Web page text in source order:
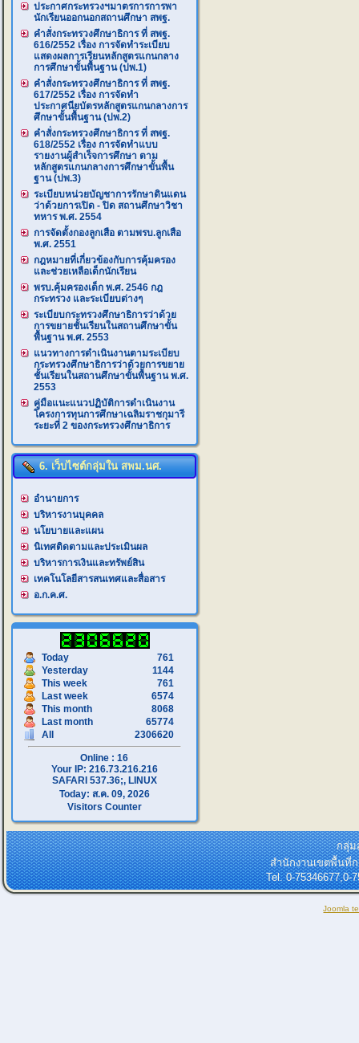
ประกาศกระทรวงฯมาตรการการพา
นักเรียนออกนอกสถานศึกษา สพฐ.
คำสั่งกระทรวงศึกษาธิการ ที่ สพฐ.
616/2552 เรื่อง การจัดทำระเบียบ
แสดงผลการเรียนหลักสูตรแกนกลาง
การศึกษาขั้นพื้นฐาน (ปพ.1)
คำสั่งกระทรวงศึกษาธิการ ที่ สพฐ.
617/2552 เรื่อง การจัดทำ
ประกาศนียบัตรหลักสูตรแกนกลางการ
ศึกษาขั้นพื้นฐาน (ปพ.2)
คำสั่งกระทรวงศึกษาธิการ ที่ สพฐ.
618/2552 เรื่อง การจัดทำแบบ
รายงานผู้สำเร็จการศึกษา ตาม
หลักสูตรแกนกลางการศึกษาขั้นพื้น
ฐาน (ปพ.3)
ระเบียบหน่วยบัญชาการรักษาดินแดน
ว่าด้วยการเปิด - ปิด สถานศึกษาวิชา
ทหาร พ.ศ. 2554
การจัดตั้งกองลูกเสือ ตามพรบ.ลูกเสือ
พ.ศ. 2551
กฎหมายที่เกี่ยวข้องกับการคุ้มครอง
และช่วยเหลือเด็กนักเรียน
พรบ.คุ้มครองเด็ก พ.ศ. 2546 กฎ
กระทรวง และระเบียบต่างๆ
ระเบียบกระทรวงศึกษาธิการว่าด้วย
การขยายชั้นเรียนในสถานศึกษาขั้น
พื้นฐาน พ.ศ. 2553
แนวทางการดำเนินงานตามระเบียบ
กระทรวงศึกษาธิการว่าด้วยการขยาย
ชั้นเรียนในสถานศึกษาขั้นพื้นฐาน พ.ศ.
2553
คู่มือแนะแนวปฏิบัติการดำเนินงาน
โครงการทุนการศึกษาเฉลิมราชกุมารี
ระยะที่ 2 ของกระทรวงศึกษาธิการ
6. เว็บไซต์กลุ่มใน สพม.นศ.
อำนายการ
บริหารงานบุคคล
นโยบายและแผน
นิเทศติดตามและประเมินผล
บริหารการเงินและทรัพย์สิน
เทคโนโลยีสารสนเทศและสื่อสาร
อ.ก.ค.ศ.
Today
761
Yesterday
1144
This week
761
Last week
6574
This month
8068
Last month
65774
All
2306620
Online : 16
Your IP: 216.73.216.216
SAFARI 537.36;, LINUX
Today: ส.ค. 09, 2026
Visitors Counter
กลุ่ม
สำนักงานเขตพื้นที่
Tel. 0-75346677,0-
Joomla